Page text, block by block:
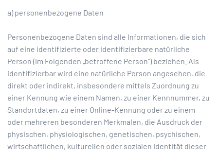
a) personenbezogene Daten
Personenbezogene Daten sind alle Informationen, die sich
auf eine identifizierte oder identifizierbare natürliche
Person (im Folgenden „betroffene Person“) beziehen. Als
identifizierbar wird eine natürliche Person angesehen, die
direkt oder indirekt, insbesondere mittels Zuordnung zu
einer Kennung wie einem Namen, zu einer Kennnummer, zu
Standortdaten, zu einer Online-Kennung oder zu einem
oder mehreren besonderen Merkmalen, die Ausdruck der
physischen, physiologischen, genetischen, psychischen,
wirtschaftlichen, kulturellen oder sozialen Identität dieser